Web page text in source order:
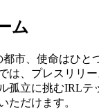
ム
都市、使命はひ
は、プレスリリ
孤立に挑むIRLテ
ただけます。